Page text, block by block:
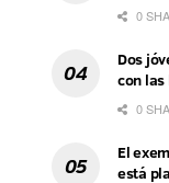
0
Dos
con
0
El
está